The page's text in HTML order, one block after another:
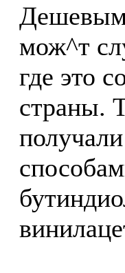
Дешевым
мож^т
где это
страны.